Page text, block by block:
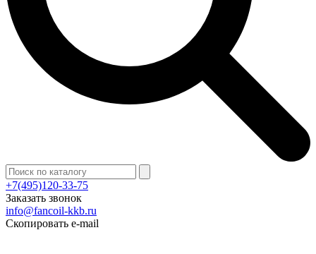
+7(495)120-33-75
Заказать звонок
info@fancoil-kkb.ru
Скопировать e-mail